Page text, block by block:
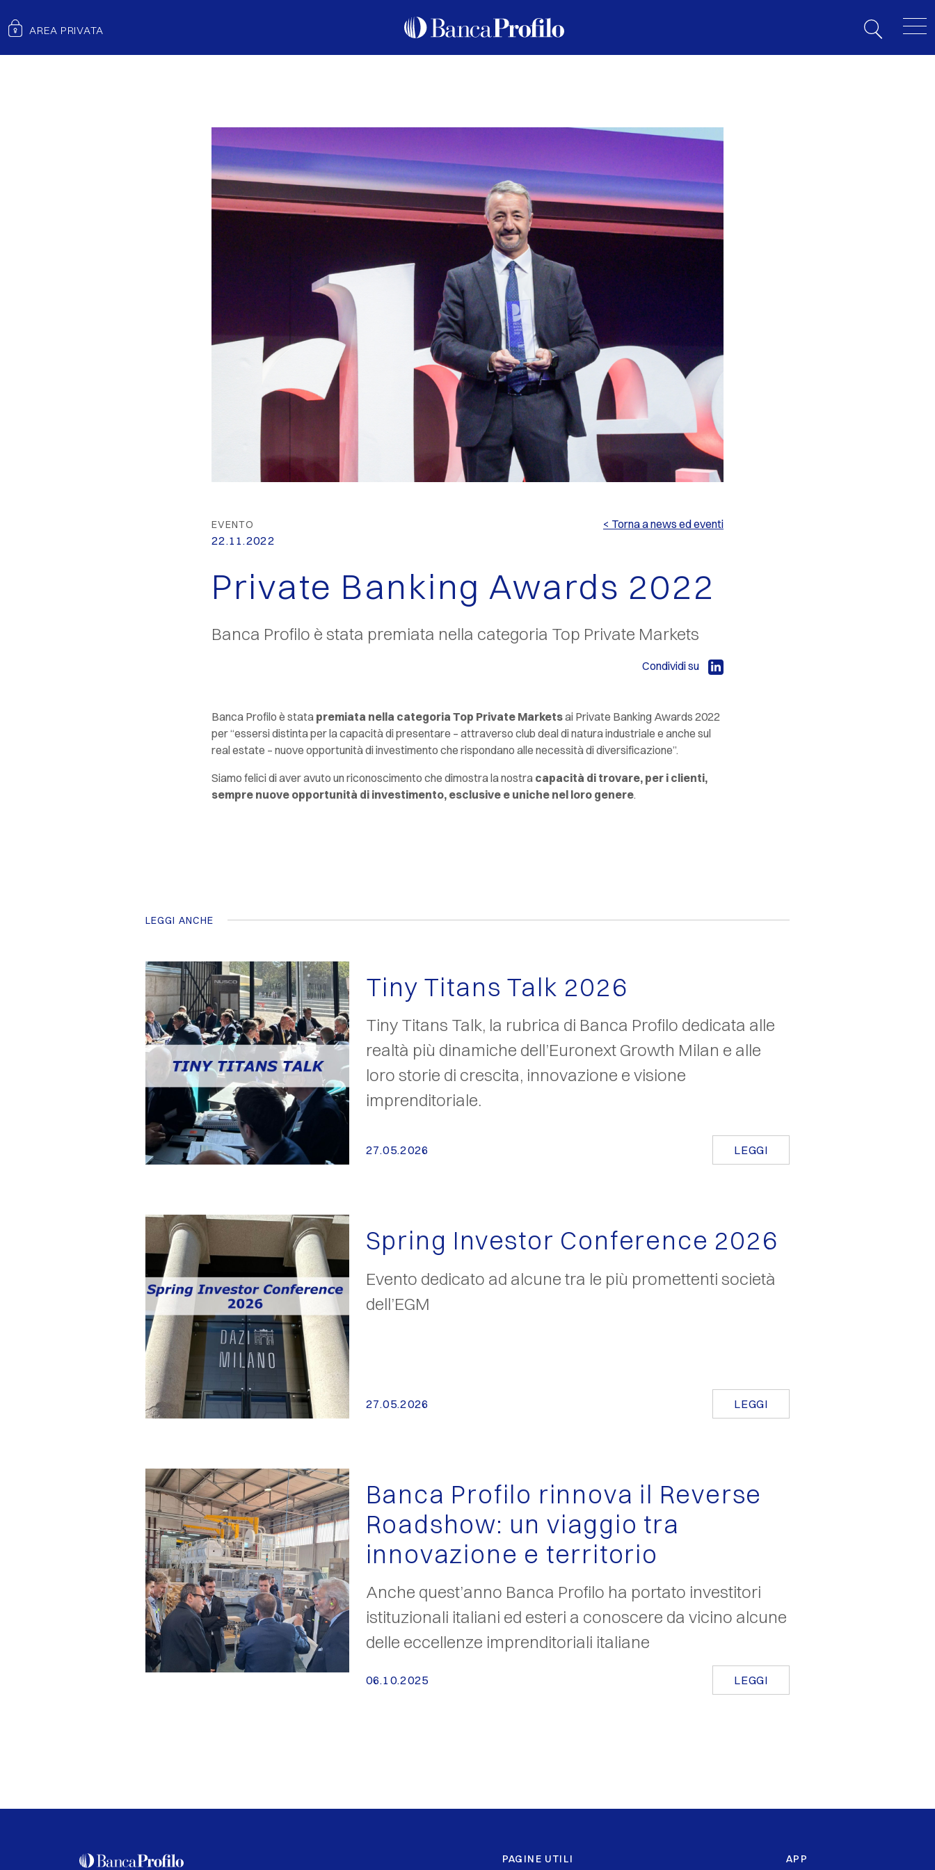
AREA PRIVATA
EVENTO
22.11.2022
< Torna a news ed eventi
Private Banking Awards 2022
Banca Profilo è stata premiata nella categoria Top Private Markets
Condividi su
Banca Profilo è stata premiata nella categoria Top Private Marketsai Private Banking Awards 2022
per “essersi distinta per la capacità di presentare – attraverso club deal di natura industriale e anche sul
real estate – nuove opportunità di investimento che rispondano alle necessità di diversificazione”.
Siamo felici di aver avuto un riconoscimento che dimostra la nostra capacità di trovare, per i clienti,
sempre nuove opportunità di investimento, esclusive e uniche nel loro genere.
LEGGI ANCHE
Tiny Titans Talk 2026
Tiny Titans Talk, la rubrica di Banca Profilo dedicata alle
realtà più dinamiche dell’Euronext Growth Milan e alle
loro storie di crescita, innovazione e visione
imprenditoriale.
27.05.2026 LEGGI
Spring Investor Conference 2026
Evento dedicato ad alcune tra le più promettenti società
dell’EGM
27.05.2026 LEGGI
Banca Profilo rinnova il Reverse
Roadshow: un viaggio tra
innovazione e territorio
Anche quest’anno Banca Profilo ha portato investitori
istituzionali italiani ed esteri a conoscere da vicino alcune
delle eccellenze imprenditoriali italiane
06.10.2025 LEGGI
PAGINE UTILI APP